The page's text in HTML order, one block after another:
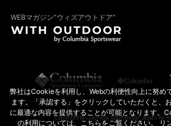
WEBマガジン“ウィズアウトドア”
Copyright© Columbia Sportswear Japan All
弊社はCookieを利用し、Webの利便性向上に努め
ます。「承認する」をクリックしていただくと、
に最適な内容を提供することが可能となります。
の利用については、こちらをご覧ください。 リ